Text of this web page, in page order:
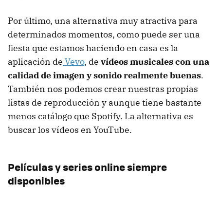
Por último, una alternativa muy atractiva para
determinados momentos, como puede ser una
fiesta que estamos haciendo en casa es la
aplicación de Vevo, de vídeos musicales con una
calidad de imagen y sonido realmente buenas.
También nos podemos crear nuestras propias
listas de reproducción y aunque tiene bastante
menos catálogo que Spotify. La alternativa es
buscar los vídeos en YouTube.
Películas y series online siempre
disponibles